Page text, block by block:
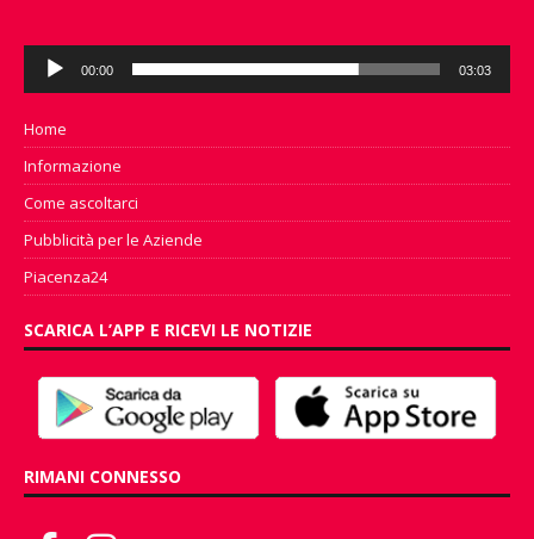
Audio
Player
00:00 03:03
Home
Informazione
Come ascoltarci
Pubblicità per le Aziende
Piacenza24
SCARICA L’APP E RICEVI LE NOTIZIE
RIMANI CONNESSO